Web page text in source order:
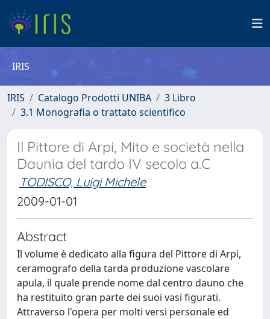
IRIS
IRIS Catalogo Prodotti UNIBA
3 Libro
3.1 Monografia o trattato scientifico
Il Pittore di Arpi, Mito e società nella
Daunia del tardo IV secolo a.C
TODISCO, Luigi Michele
2009-01-01
Abstract
Il volume è dedicato alla figura del Pittore di Arpi,
ceramografo della tarda produzione vascolare
apula, il quale prende nome dal centro dauno che
ha restituito gran parte dei suoi vasi figurati.
Attraverso l'opera per molti versi personale ed